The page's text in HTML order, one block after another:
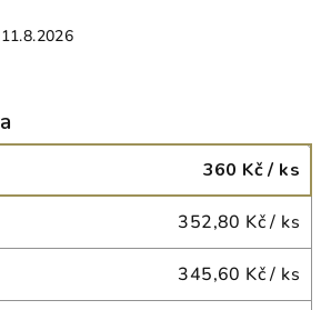
11.8.2026
360 Kč/ ks
352,80 Kč/ ks
345,60 Kč/ ks